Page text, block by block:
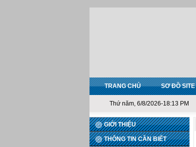
TRANG CHỦ SƠ ĐỒ SITE
Thứ năm, 6/8/2026-18:13 PM
GIỚI THIỆU
THÔNG TIN CẦN BIẾT